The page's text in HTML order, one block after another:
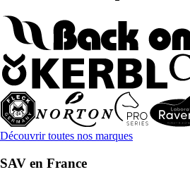
Découvrir toutes nos marques
SAV en France